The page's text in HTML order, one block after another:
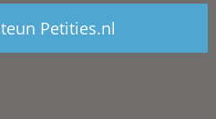
Petities.nl